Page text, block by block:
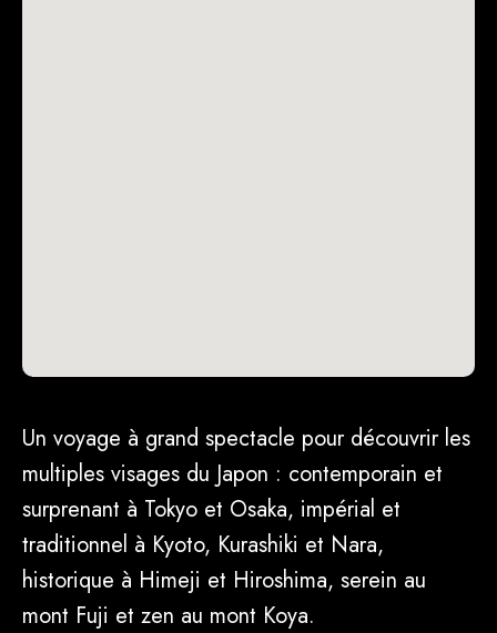
Un voyage à grand spectacle pour découvrir les
multiples visages du Japon : contemporain et
surprenant à Tokyo et Osaka, impérial et
traditionnel à Kyoto, Kurashiki et Nara,
historique à Himeji et Hiroshima, serein au
mont Fuji et zen au mont Koya.